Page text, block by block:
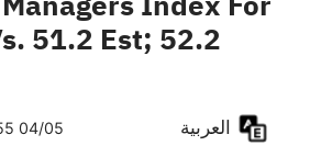
51.2 Est; 52.2
04/05